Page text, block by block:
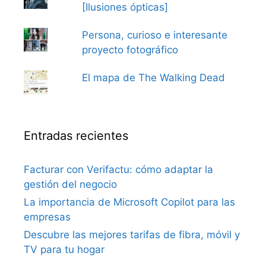
[Ilusiones ópticas]
Persona, curioso e interesante
proyecto fotográfico
El mapa de The Walking Dead
Entradas recientes
Facturar con Verifactu: cómo adaptar la
gestión del negocio
La importancia de Microsoft Copilot para las
empresas
Descubre las mejores tarifas de fibra, móvil y
TV para tu hogar